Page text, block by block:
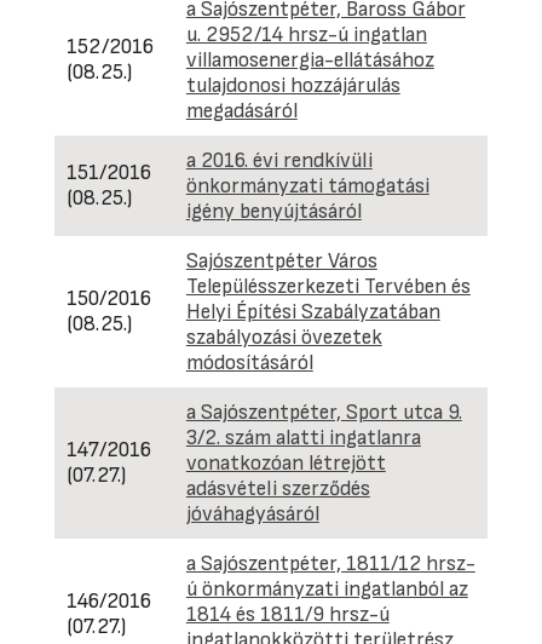
152/2016
(08.25.)
a Sajószentpéter, Baross Gábor
u. 2952/14 hrsz-ú ingatlan
villamosenergia-ellátásához
tulajdonosi hozzájárulás
megadásáról
151/2016
(08.25.)
a 2016. évi rendkívüli
önkormányzati támogatási
igény benyújtásáról
150/2016
(08.25.)
Sajószentpéter Város
Településszerkezeti Tervében és
Helyi Építési Szabályzatában
szabályozási övezetek
módosításáról
147/2016
(07.27.)
a Sajószentpéter, Sport utca 9.
3/2. szám alatti ingatlanra
vonatkozóan létrejött
adásvételi szerződés
jóváhagyásáról
146/2016
(07.27.)
a Sajószentpéter, 1811/12 hrsz-
ú önkormányzati ingatlanból az
1814 és 1811/9 hrsz-ú